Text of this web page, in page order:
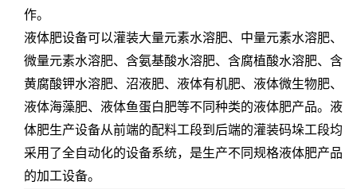
作。
液体肥设备可以灌装大量元素水溶肥、中量元素水溶肥、
微量元素水溶肥、含氨基酸水溶肥、含腐植酸水溶肥、含
黄腐酸钾水溶肥、沼液肥、液体有机肥、液体微生物肥、
液体海藻肥、液体鱼蛋白肥等不同种类的液体肥产品。液
体肥生产设备从前端的配料工段到后端的灌装码垛工段均
采用了全自动化的设备系统，是生产不同规格液体肥产品
的加工设备。